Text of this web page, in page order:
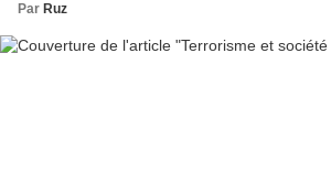
Par Ruz